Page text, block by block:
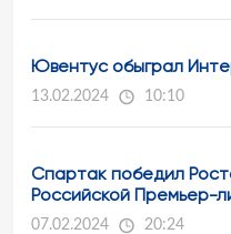
Ювентус обыграл
13.02.2024 10:10
Спартак победил
Российской Премьер-
07.02.2024 20:24